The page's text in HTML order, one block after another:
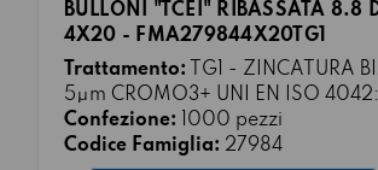
BULLONI "TCEI" RIBASSATA 8.8
4X20 - FMA279844X20TG1
Trattamento: TG1 - ZINCATURA
5μm CROMO3+ UNI EN ISO
Confezione: 1000 pezzi
Codice Famiglia: 27984